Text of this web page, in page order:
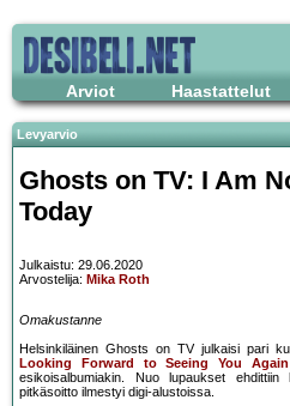
Arviot Haastattelut
Levyarvio
Ghosts on TV: I Am
Today
Julkaistu: 29.06.2020
Arvostelija: Mika Roth
Omakustanne
Helsinkiläinen Ghosts on TV julkaisi pari
Looking Forward to Seeing You Again
esikoisalbumiakin. Nuo lupaukset
pitkäsoitto ilmestyi digi-alustoissa.